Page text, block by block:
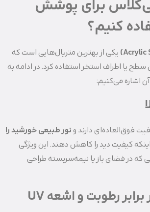
برای پوشش
کنیم؟
یکی از بهترین متریال‌هایی است که
یا اطراف استخر استفاده کرد. در ادامه به
اشاره می‌کنیم:
فوق‌العاده‌ای دارند و نور طبیعی خورشید را
کیفیت دید را کاهش دهند. این ویژگی
که در فضای باز یا نیمه‌سربسته طراحی